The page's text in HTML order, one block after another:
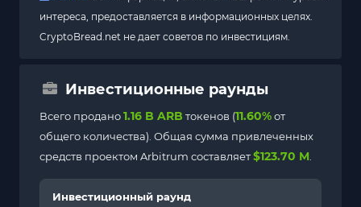
интереса, предоставляется в информационных целях.
CryptoBread.net не дает советов по инвестициям.
Инвестиционные раунды
Всего продано1.16 B ARB токенов (11.60%от
общего количества). Общая сумма привлеченных
средств проектом Arbitrum составляет$123.70 M
Инвестиционный раунд